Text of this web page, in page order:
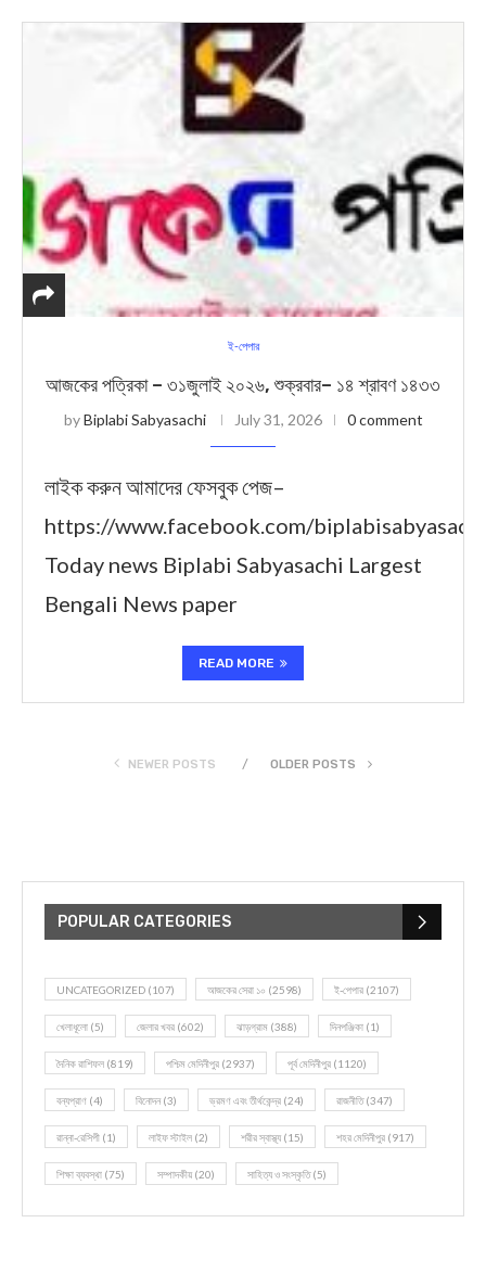
ই-পেপার
আজকের পত্রিকা – ৩১জুলাই ২০২৬, শুক্রবার– ১৪ শ্রাবণ ১৪৩৩
byBiplabi Sabyasachi July 31, 2026 0 comment
লাইক করুন আমাদের ফেসবুক পেজ–
https://www.facebook.com/biplabisabyasachi
Today news Biplabi Sabyasachi Largest
Bengali News paper
READ MORE
NEWER POSTS OLDER POSTS
POPULAR CATEGORIES
UNCATEGORIZED (107) আজকের সেরা ১০ (2598) ই-পেপার (2107)
খেলাধূলো (5) জেলার খবর (602) ঝাড়গ্রাম (388) দিনপঞ্জিকা (1)
দৈনিক রাশিফল (819) পশ্চিম মেদিনীপুর (2937) পূর্ব মেদিনীপুর (1120)
বন্যপ্রাণ (4) বিনোদন(3) ভ্রমণ এবং তীর্থকেন্দ্র (24) রাজনীতি(347)
রান্না-রেসিপী (1) লাইফ স্টাইল (2) শরীর স্বাস্থ্য (15) শহর মেদিনীপুর (917)
শিক্ষা ব্যবস্থা (75) সম্পাদকীয় (20) সাহিত্য ও সংস্কৃতি(5)